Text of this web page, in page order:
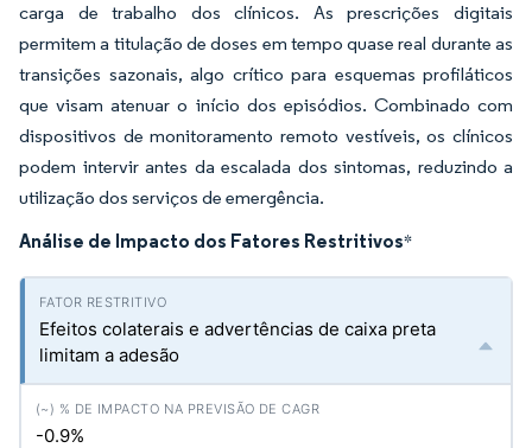
carga de trabalho dos clínicos. As prescrições digitais
permitem a titulação de doses em tempo quase real durante as
transições sazonais, algo crítico para esquemas profiláticos
que visam atenuar o início dos episódios. Combinado com
dispositivos de monitoramento remoto vestíveis, os clínicos
podem intervir antes da escalada dos sintomas, reduzindo a
utilização dos serviços de emergência.
Análise de Impacto dos Fatores Restritivos*
Efeitos colaterais e advertências de caixa preta
limitam a adesão
-0.9%